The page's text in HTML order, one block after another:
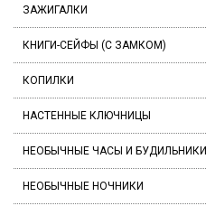
ЗАЖИГАЛКИ
КНИГИ-СЕЙФЫ (С ЗАМКОМ)
КОПИЛКИ
НАСТЕННЫЕ КЛЮЧНИЦЫ
НЕОБЫЧНЫЕ ЧАСЫ И БУДИЛЬНИКИ
НЕОБЫЧНЫЕ НОЧНИКИ